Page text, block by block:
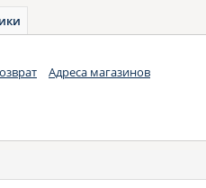
Адреса магазинов